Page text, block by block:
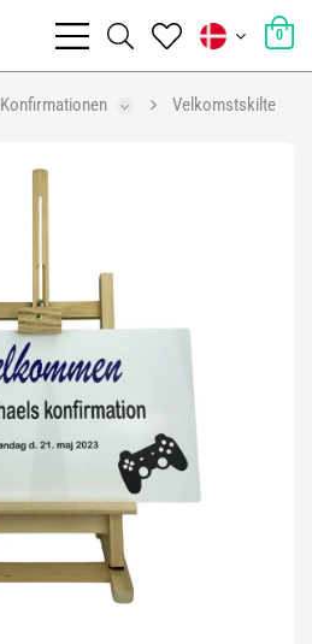
0
Konfirmationen Velkomstskilte